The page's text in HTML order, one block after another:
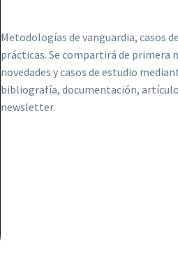
Metodologías de vanguardia, casos
prácticas. Se compartirá de primera
novedades y casos de estudio
bibliografía, documentación,
newsletter.